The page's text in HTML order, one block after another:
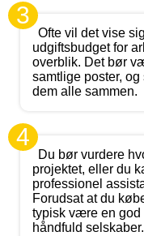
3
Ofte vil det vise
udgiftsbudget for
overblik. Det bør
samtlige poster,
dem alle sammen.
4
Du bør vurdere
projektet, eller du
professionel
Forudsat at du
typisk være en god
håndfuld selskaber.